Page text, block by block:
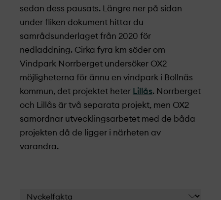
sedan dess pausats. Längre ner på sidan
under fliken dokument hittar du
samrådsunderlaget från 2020 för
nedladdning. Cirka fyra km söder om
Vindpark Norrberget undersöker OX2
möjligheterna för ännu en vindpark i Bollnäs
kommun, det projekt­et heter Lillås. Norrberget
och Lillås är två separata projekt­, men OX2
samordnar utvecklingsarbetet med de båda
projekt­en då de ligger i närheten av
varandra.